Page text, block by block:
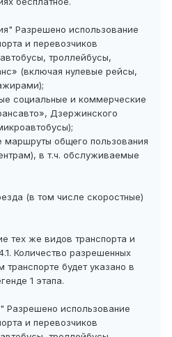
Разрешено использование
и перевозчиков
троллейбусы,
(включая нулевые рейсы,
социальные и коммерческие
Дзержинского
маршруты общего пользования
в т.ч. обслуживаемые
(в том числе скоростные)
тех же видов транспорта и
Количество разрешенных
будет указано в
1 этапа.
Разрешено использование
и перевозчиков